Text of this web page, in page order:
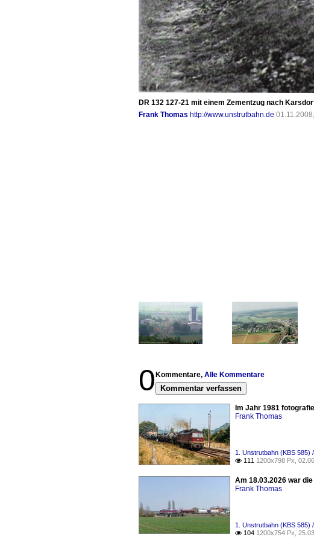
DR 132 127-21 mit einem Zementzug nach
Frank Thomas http://www.unstrutbahn.de
0 Kommentare, Alle Kommentare
Kommentar verfassen
Im Jahr 1981
Frank Thomas
1. Unstrutbahn (KBS 585)
 111 1200x798 Px,
Am 18.03.2026 war
Frank Thomas
1. Unstrutbahn (KBS 585)
 104 1200x754 Px,